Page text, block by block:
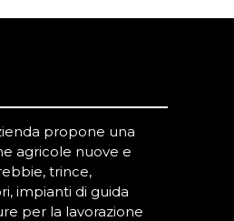
propone una
agricole nuove e
trince,
impianti di guida
per la lavorazione